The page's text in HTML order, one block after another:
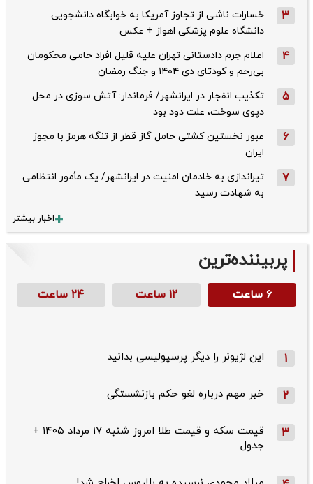
3
خسارات ناشی از تجاوز آمریکا به خوابگاه دانشجویی
دانشگاه علوم پزشکی اهواز + عکس
4
اعلام جرم دادستانی تهران علیه قلیل افراد حامی محکومان
بی‌رحم و کودتای دی‌ ۱۴۰۴ و جنگ رمضان
5
تکذیب ‌انفجار در ایرانشهر/ فرماندار: آتش سوزی در محل
دپوی سوخت، علت دود بود
6
عبور نخستین کشتی حامل گاز قطر از تنگه هرمز با مجوز
ایران
7
تیراندازی به خادمان امنیت در ایرانشهر/ یک مأمور انتظامی
به شهادت رسید
اخبار بیشتر
پربیننده‌ترین
۶ ساعت ۱۲ ساعت ۲۴ ساعت
1 این لژیونر را دیگر پرسپولیسی بدانید
2 خبر مهم درباره لغو حکم بازنشستگی
3
قیمت سکه و قیمت طلا امروز شنبه ۱۷ مرداد ۱۴۰۵ +
جدول